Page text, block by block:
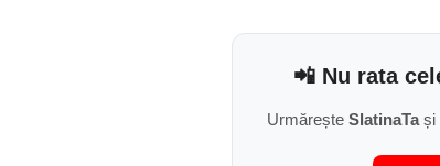
📲 Nu rata
Urmărește SlatinaTași